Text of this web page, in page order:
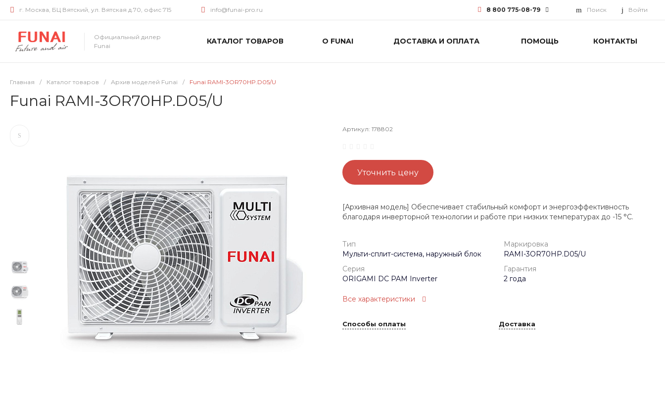
г. Москва, БЦ Вятский, ул. Вятская д.70, офис 715 info@funai-pro.ru 8 800 775-08-79 Поиск Войти
Официальный дилер
Funai
КАТАЛОГ ТОВАРОВ О FUNAI ДОСТАВКА И ОПЛАТА ПОМОЩЬ КОНТАКТЫ
Главная / Каталог товаров / Архив моделей Funai / Funai RAMI-3OR70HP.D05/U
Funai RAMI-3OR70HP.D05/U
Артикул: 178802
Уточнить цену
[Архивная модель] Обеспечивает стабильный комфорт и энергоэффективность
благодаря инверторной технологии и работе при низких температурах до -15 °C.
Тип
Мульти-сплит-система, наружный блок
Маркировка
RAMI-3OR70HP.D05/U
Серия
ORIGAMI DC PAM Inverter
Гарантия
2 года
Все характеристики
Способы оплаты Доставка